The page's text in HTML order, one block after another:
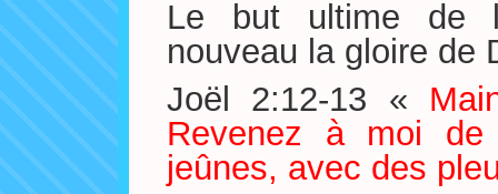
Le but ultime de
nouveau la gloire de
Joël 2:12-13 «
Revenez à moi
jeûnes, avec des